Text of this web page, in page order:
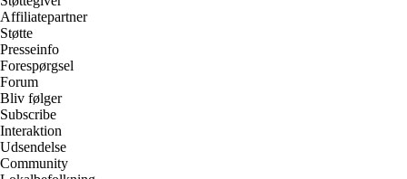
Affiliatepartner
Støtte
Presseinfo
Forespørgsel
Forum
Bliv følger
Subscribe
Interaktion
Udsendelse
Community